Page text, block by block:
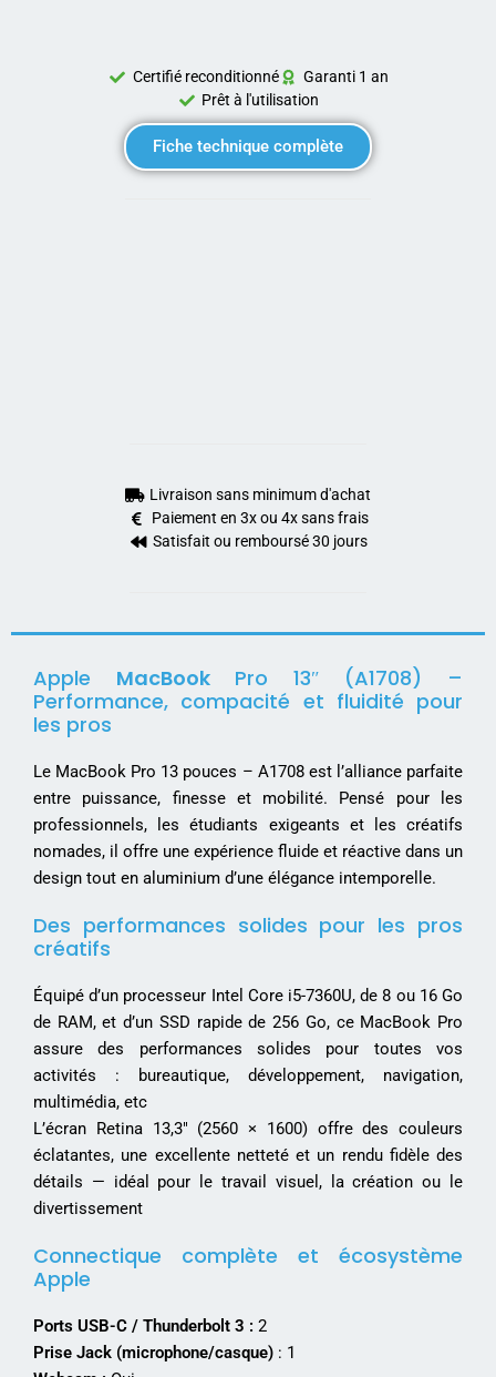
Certifié reconditionné
Garanti 1 an
Prêt à l'utilisation
Fiche technique complète
Livraison sans minimum d'achat
Paiement en 3x ou 4x sans frais
Satisfait ou remboursé 30 jours
Apple MacBookPro 13″ (A1708) –
Performance, compacité et fluidité pour
les pros
Le MacBook Pro 13 pouces – A1708 est l’alliance parfaite
entre puissance, finesse et mobilité. Pensé pour les
professionnels, les étudiants exigeants et les créatifs
nomades, il offre une expérience fluide et réactive dans un
design tout en aluminium d’une élégance intemporelle.
Des performances solides pour les pros
créatifs
Équipé d’un processeur Intel Core i5-7360U, de 8 ou 16 Go
de RAM, et d’un SSD rapide de 256 Go, ce MacBook Pro
assure des performances solides pour toutes vos
activités : bureautique, développement, navigation,
multimédia, etc
L’écran Retina 13,3″ (2560 × 1600) offre des couleurs
éclatantes, une excellente netteté et un rendu fidèle des
détails — idéal pour le travail visuel, la création ou le
divertissement
Connectique complète et écosystème
Apple
Ports USB-C / Thunderbolt 3 : 2
Prise Jack (microphone/casque) : 1